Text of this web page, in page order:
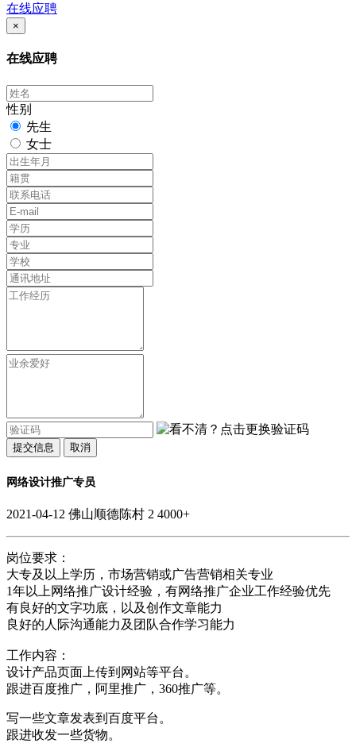
在线应聘
×
在线应聘
性别
先生
女士
提交信息 取消
网络设计推广专员
2021-04-12 佛山顺德陈村 2 4000+
岗位要求：
大专及以上学历，市场营销或广告营销相关专业
1年以上网络推广设计经验，有网络推广企业工作经验优先
有良好的文字功底，以及创作文章能力
良好的人际沟通能力及团队合作学习能力
工作内容：
设计产品页面上传到网站等平台。
跟进百度推广，阿里推广，360推广等。
写一些文章发表到百度平台。
跟进收发一些货物。